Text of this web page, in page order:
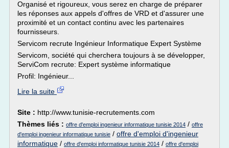
Organisé et rigoureux, vous serez en charge de préparer
les réponses aux appels d'offres de VRD et d'assurer une
proximité et un contact continu avec les partenaires
fournisseurs.
Servicom recrute Ingénieur Informatique Expert Système
Servicom, société qui cherchera toujours à se développer,
ServiCom recrute: Expert système informatique
Profil: Ingénieur...
Lire la suite
Site : http://www.tunisie-recrutements.com
Thèmes liés : offre d'emploi ingenieur informatique tunisie 2014 / offre
d'emploi ingenieur informatique tunisie / offre d'emploi d'ingenieur
informatique / offre d'emploi informatique tunisie 2014 / offre d'emploi